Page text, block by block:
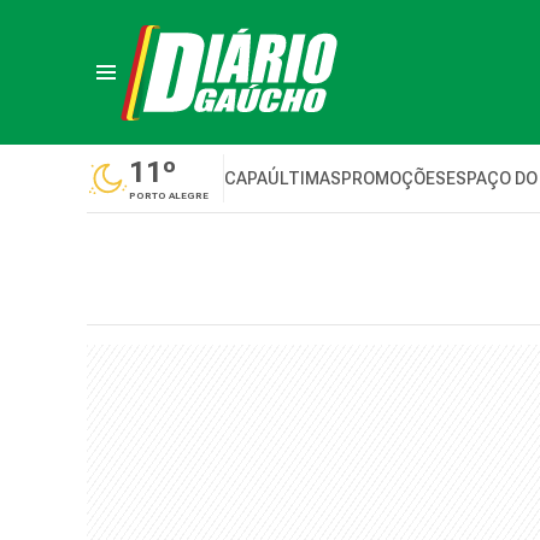
11º
PORTO ALEGRE
CAPAÚLTIMASPROMOÇÕESESPAÇO